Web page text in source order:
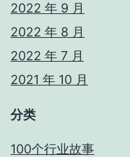
2022 年 9 月
2022 年 8 月
2022 年 7 月
2021 年 10 月
分类
100个行业故事